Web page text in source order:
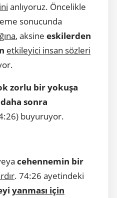
anlıyoruz. Öncelikle
sonucunda
, aksine eskilerden
etkileyici insan sözleri
zorlu bir yokuşa
daha sonra
buyuruyor.
cehennemin bir
. 74:26 ayetindeki
yanması için